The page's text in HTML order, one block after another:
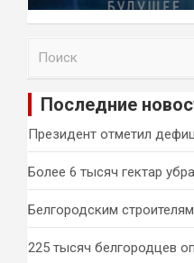
и
Последние
Президент отметил
Более 6 тысяч гектар
Белгородским
225 тысяч белгородцев